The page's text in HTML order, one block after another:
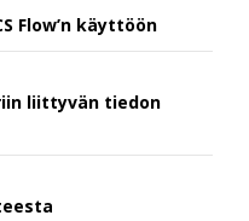
Flow’n käyttöön
liittyvän tiedon